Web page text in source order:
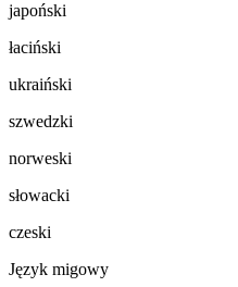
japoński
łaciński
ukraiński
szwedzki
norweski
słowacki
czeski
Język migowy